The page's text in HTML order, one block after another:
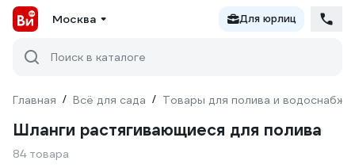
Москва Для юрлиц
Поиск в каталоге
Главная / Всё для сада / Товары для полива и
Шланги растягивающиеся для полива
84 товара